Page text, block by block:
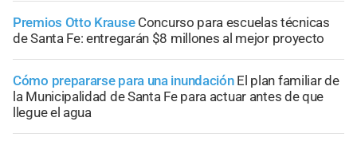
Premios Otto Krause Concurso para escuelas técnicas
de Santa Fe: entregarán $8 millones al mejor proyecto
Cómo prepararse para una inundación El plan familiar de
la Municipalidad de Santa Fe para actuar antes de que
llegue el agua